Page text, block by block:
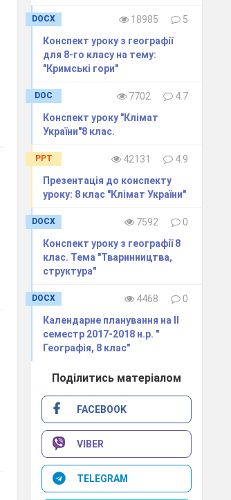
DOCX 18985
5
Конспект уроку з географії
для 8-го класу на тему:
"Кримські гори"
DOC 7702
4.7
Конспект уроку "Клімат
України"8 клас.
PPT 42131
4.9
Презентація до конспекту
уроку: 8 клас "Клімат України"
DOCX 7592
0
Конспект уроку з географії 8
клас. Тема "Тваринництва,
структура"
DOCX 4468
0
Календарне планування на ІІ
семестр 2017-2018 н.р. "
Географія, 8 клас"
Поділитись матеріалом
FACEBOOK
VIBER
TELEGRAM